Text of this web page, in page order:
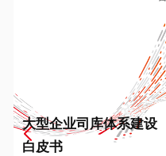
Europe
大型企业司库体系建设
白皮书